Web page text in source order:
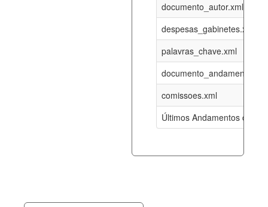
documento_autor.xml
despesas_gabinetes.xml
palavras_chave.xml
documento_andamento.xml
comissoes.xml
Últimos Andamentos de
funcionarios_cargos.xml 12-05-
08-08-
documento_andamento.xml 08-08-
palavras_chave.xml 08-08-